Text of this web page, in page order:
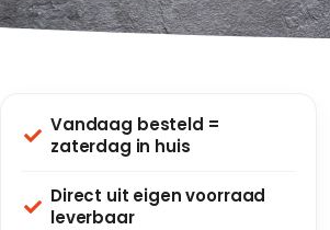
Vandaag besteld =
zaterdag in huis
Direct uit eigen voorraad
leverbaar